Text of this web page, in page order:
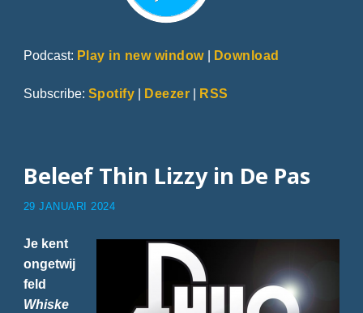
Podcast: Play in new window| Download
Subscribe: Spotify | Deezer | RSS
Beleef Thin Lizzy in De Pas
29 JANUARI 2024
Je kent
ongetwij
feld
Whiske